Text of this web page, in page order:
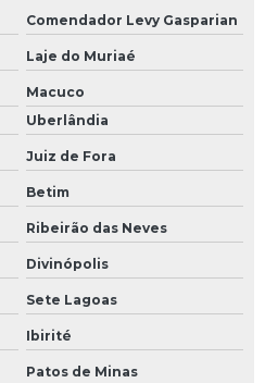
Comendador Levy Gasparian
Laje do Muriaé
Macuco
Uberlândia
Juiz de Fora
Betim
Ribeirão das Neves
Divinópolis
Sete Lagoas
Ibirité
Patos de Minas